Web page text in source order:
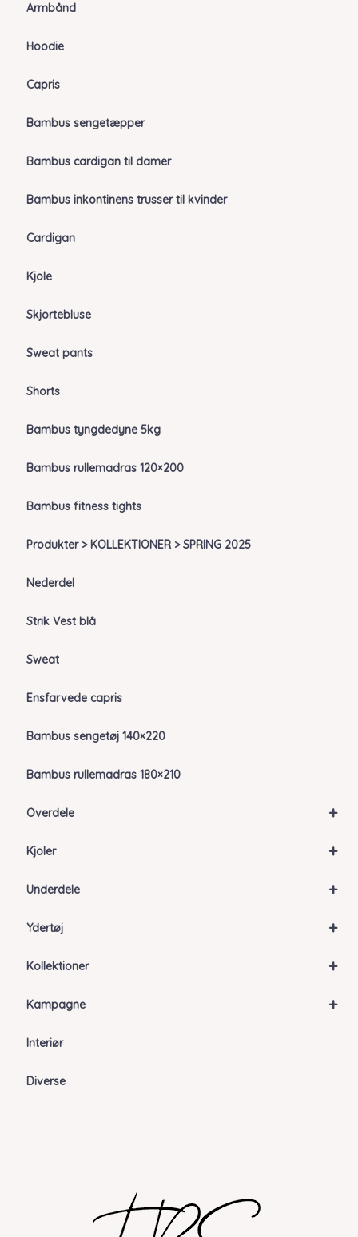
Armbånd
Hoodie
Capris
Bambus sengetæpper
Bambus cardigan til damer
Bambus inkontinens trusser til kvinder
Cardigan
Kjole
Skjortebluse
Sweat pants
Shorts
Bambus tyngdedyne 5kg
Bambus rullemadras 120×200
Bambus fitness tights
Produkter > KOLLEKTIONER > SPRING 2025
Nederdel
Strik Vest blå
Sweat
Ensfarvede capris
Bambus sengetøj 140×220
Bambus rullemadras 180×210
+
Overdele
+
Kjoler
+
Underdele
+
Ydertøj
+
Kollektioner
+
Kampagne
Interiør
Diverse